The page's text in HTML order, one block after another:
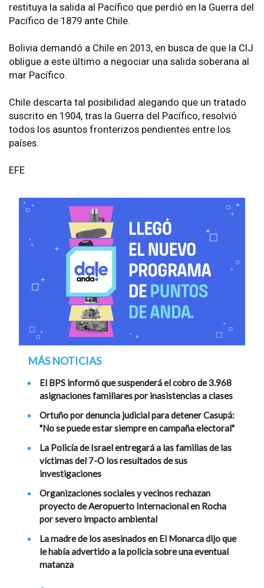
restituya la salida al Pacífico que perdió en la Guerra del
Pacífico de 1879 ante Chile.
Bolivia demandó a Chile en 2013, en busca de que la CIJ
obligue a este último a negociar una salida soberana al
mar Pacífico.
Chile descarta tal posibilidad alegando que un tratado
suscrito en 1904, tras la Guerra del Pacífico, resolvió
todos los asuntos fronterizos pendientes entre los
países.
EFE
MÁS NOTICIAS
El BPS informó que suspenderá el cobro de 3.968
asignaciones familiares por inasistencias a clases
Ortuño por denuncia judicial para detener Casupá:
"No se puede estar siempre en campaña electoral"
La Policía de Israel entregará a las familias de las
víctimas del 7-O los resultados de sus
investigaciones
Organizaciones sociales y vecinos rechazan
proyecto de Aeropuerto Internacional en Rocha
por severo impacto ambiental
La madre de los asesinados en El Monarca dijo que
le había advertido a la policía sobre una eventual
matanza